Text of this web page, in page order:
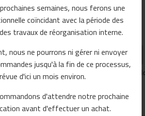
semaines, nous ferons une
coïncidant avec la période des
travaux de réorganisation interne.
nous ne pourrons ni gérer ni envoyer
jusqu'à la fin de ce processus,
d'ici un mois environ.
d'attendre notre prochaine
avant d'effectuer un achat.
:
PIÈCE DE RECHANGE
Guidon inférieur
gauche pour vélo
elliptique BELI-
17,99 €
PIÈCE DE
RECHANGE
Casquette de
guidon pour
14,69 €
14,99 €